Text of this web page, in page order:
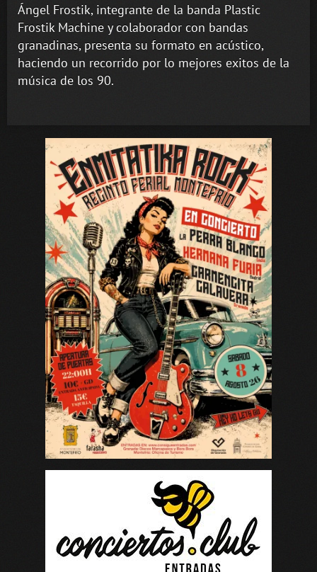
Ángel Frostik, integrante de la banda Plastic
Frostik Machine y colaborador con bandas
granadinas, presenta su formato en acústico,
haciendo un recorrido por lo mejores exitos de la
música de los 90.